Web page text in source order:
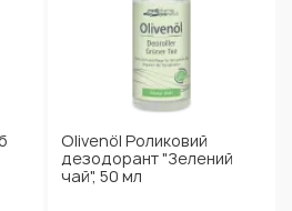
Olivenöl Роликовий
дезодорант "Зелений
чай", 50 мл